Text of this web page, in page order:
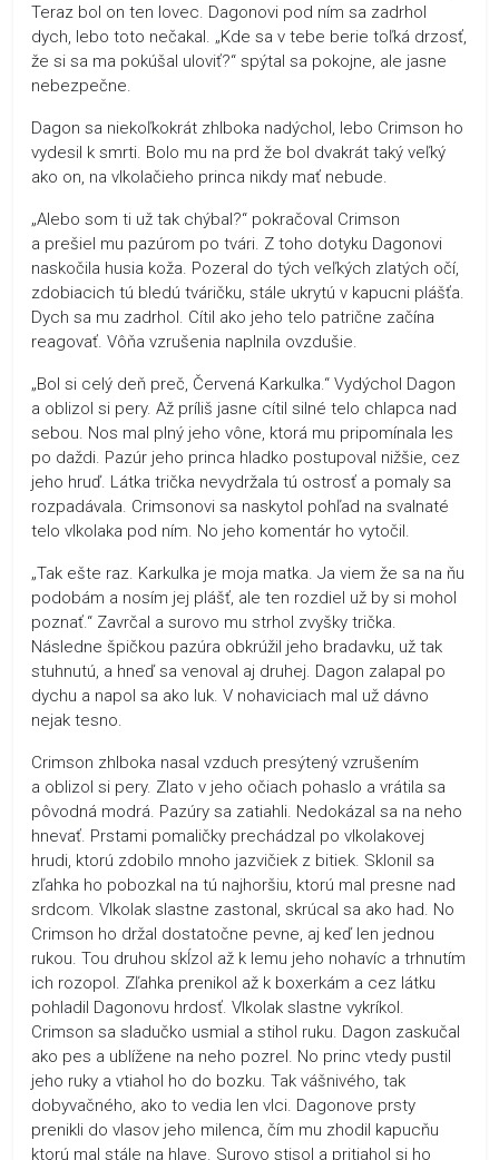
Teraz bol on ten lovec. Dagonovi pod ním sa zadrhol
dych, lebo toto nečakal. „Kde sa v tebe berie toľká drzosť,
že si sa ma pokúšal uloviť?“ spýtal sa pokojne, ale jasne
nebezpečne.
Dagon sa niekoľkokrát zhlboka nadýchol, lebo Crimson ho
vydesil k smrti. Bolo mu na prd že bol dvakrát taký veľký
ako on, na vlkolačieho princa nikdy mať nebude.
„Alebo som ti už tak chýbal?“ pokračoval Crimson
a prešiel mu pazúrom po tvári. Z toho dotyku Dagonovi
naskočila husia koža. Pozeral do tých veľkých zlatých očí,
zdobiacich tú bledú tváričku, stále ukrytú v kapucni plášťa.
Dych sa mu zadrhol. Cítil ako jeho telo patrične začína
reagovať. Vôňa vzrušenia naplnila ovzdušie.
„Bol si celý deň preč, Červená Karkulka.“ Vydýchol Dagon
a oblizol si pery. Až príliš jasne cítil silné telo chlapca nad
sebou. Nos mal plný jeho vône, ktorá mu pripomínala les
po daždi. Pazúr jeho princa hladko postupoval nižšie, cez
jeho hruď. Látka trička nevydržala tú ostrosť a pomaly sa
rozpadávala. Crimsonovi sa naskytol pohľad na svalnaté
telo vlkolaka pod ním. No jeho komentár ho vytočil.
„Tak ešte raz. Karkulka je moja matka. Ja viem že sa na ňu
podobám a nosím jej plášť, ale ten rozdiel už by si mohol
poznať.“ Zavrčal a surovo mu strhol zvyšky trička.
Následne špičkou pazúra obkrúžil jeho bradavku, už tak
stuhnutú, a hneď sa venoval aj druhej. Dagon zalapal po
dychu a napol sa ako luk. V nohaviciach mal už dávno
nejak tesno.
Crimson zhlboka nasal vzduch presýtený vzrušením
a oblizol si pery. Zlato v jeho očiach pohaslo a vrátila sa
pôvodná modrá. Pazúry sa zatiahli. Nedokázal sa na neho
hnevať. Prstami pomaličky prechádzal po vlkolakovej
hrudi, ktorú zdobilo mnoho jazvičiek z bitiek. Sklonil sa
zľahka ho pobozkal na tú najhoršiu, ktorú mal presne nad
srdcom. Vlkolak slastne zastonal, skrúcal sa ako had. No
Crimson ho držal dostatočne pevne, aj keď len jednou
rukou. Tou druhou skĺzol až k lemu jeho nohavíc a trhnutím
ich rozopol. Zľahka prenikol až k boxerkám a cez látku
pohladil Dagonovu hrdosť. Vlkolak slastne vykríkol.
Crimson sa sladučko usmial a stihol ruku. Dagon zaskučal
ako pes a ublížene na neho pozrel. No princ vtedy pustil
jeho ruky a vtiahol ho do bozku. Tak vášnivého, tak
dobyvačného, ako to vedia len vlci. Dagonove prsty
prenikli do vlasov jeho milenca, čím mu zhodil kapucňu
ktorú mal stále na hlave. Surovo stisol a pritiahol si ho